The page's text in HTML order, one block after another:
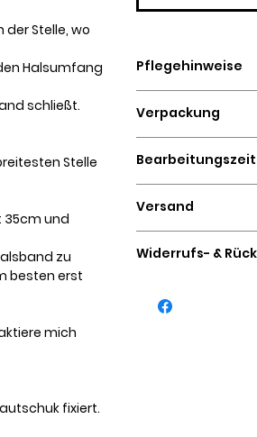
Stelle, wo
Halsumfang
schließt.
Stelle
35cm und
zu
besten erst
mich
fixiert.
Pflegehinweise
eventuell
Für Pinatex
basierend auf
lösen!
Verpackung
Graskartons
Bearbeitungszeit
Versand
Widerrufs- &
ausgeschlossen.